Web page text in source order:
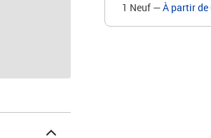
1 Neuf —À partir de